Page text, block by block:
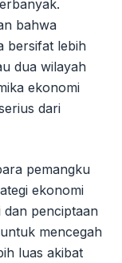
bahwa
bersifat lebih
dua wilayah
ekonomi
dari
pemangku
ekonomi
dan penciptaan
mencegah
luas akibat